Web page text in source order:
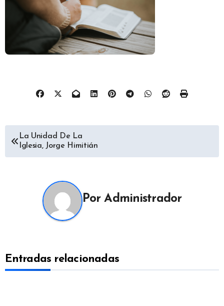
Navegación
de
entradas
La Unidad De La
Iglesia, Jorge Himitián
PorAdministrador
Entradas relacionadas